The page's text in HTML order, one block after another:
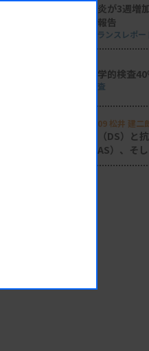
マイコプラズマ肺炎が3週増加
性感染症の動向も報告
週刊 感染症サーベイランスレポ
単一遺伝子の遺伝学的検査
日衛協が2024年度調査
Voice of Lab. file 09 松井 建二
（藤田医科大学病院臨床検査部微
感染症の診断支援（DS）と
薬適正使用支援（AS）、そ